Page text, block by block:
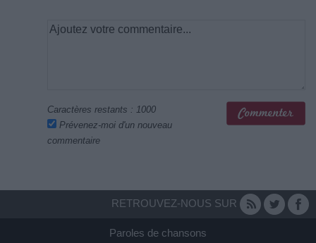
Caractères restants : 1000
Prévenez-moi d'un nouveau
commentaire
RETROUVEZ-NOUS SUR
Paroles de chansons